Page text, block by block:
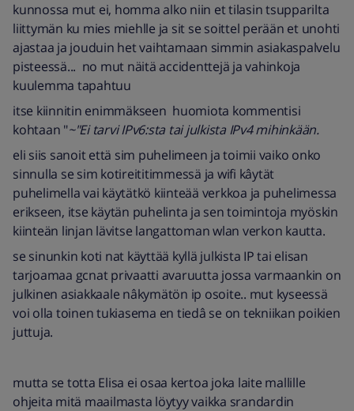
kunnossa mut ei, homma alko niin et tilasin tsupparilta
liittymän ku mies miehlle ja sit se soittel perään et unohti
ajastaa ja jouduin het vaihtamaan simmin asiakaspalvelu
pisteessä... no mut näitä accidenttejä ja vahinkoja
kuulemma tapahtuu
itse kiinnitin enimmäkseen huomiota kommentisi
kohtaan "~"Ei tarvi IPv6:sta tai julkista IPv4 mihinkään.
eli siis sanoit että sim puhelimeen ja toimii vaiko onko
sinnulla se sim kotireititimmessä ja wifi kâytät
puhelimella vai käytätkö kiinteää verkkoa ja puhelimessa
erikseen, itse käytän puhelinta ja sen toimintoja myöskin
kiinteän linjan lävitse langattoman wlan verkon kautta.
se sinunkin koti nat käyttää kyllä julkista IP tai elisan
tarjoamaa gcnat privaatti avaruutta jossa varmaankin on
julkinen asiakkaale nâkymätön ip osoite.. mut kyseessä
voi olla toinen tukiasema en tiedâ se on tekniikan poikien
juttuja.
mutta se totta Elisa ei osaa kertoa joka laite mallille
ohjeita mitä maailmasta löytyy vaikka srandardin